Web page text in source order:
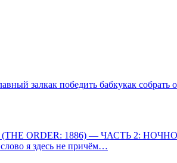
залкак победить бабкукак собрать
ORDER: 1886) — ЧАСТЬ 2:
я здесь не причём…